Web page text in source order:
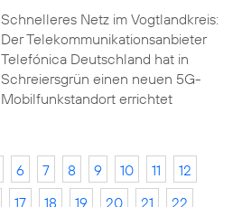
Schnelleres Netz im Vogtlandkreis:
Der Telekommunikationsanbieter
Telefónica Deutschland hat in
Schreiersgrün einen neuen 5G-
Mobilfunkstandort errichtet
6 7 8 9 10 11
12
17 18 19 20 21 22